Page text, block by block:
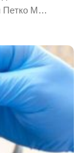
Петко М…